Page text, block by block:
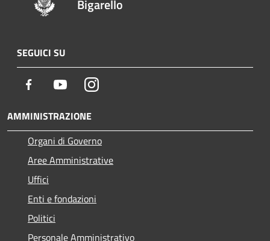
Bigarello
SEGUICI SU
Facebook YoutubeInstagram
AMMINISTRAZIONE
Organi di Governo
Aree Amministrative
Uffici
Enti e fondazioni
Politici
Personale Amministrativo